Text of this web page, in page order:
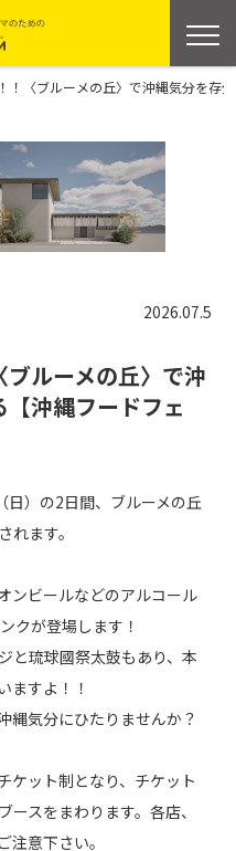
！〈ブルーメの丘〉で沖縄気分を
2026.07.5
ブルーメの丘〉で沖
沖縄フードフェ
）の2日間、ブルーメの丘
れます。
ンビールなどのアルコール
クが登場します！
と琉球國祭太鼓もあり、本
ますよ！！
縄気分にひたりませんか？
ケット制となり、チケット
スをまわります。各店、
意下さい。